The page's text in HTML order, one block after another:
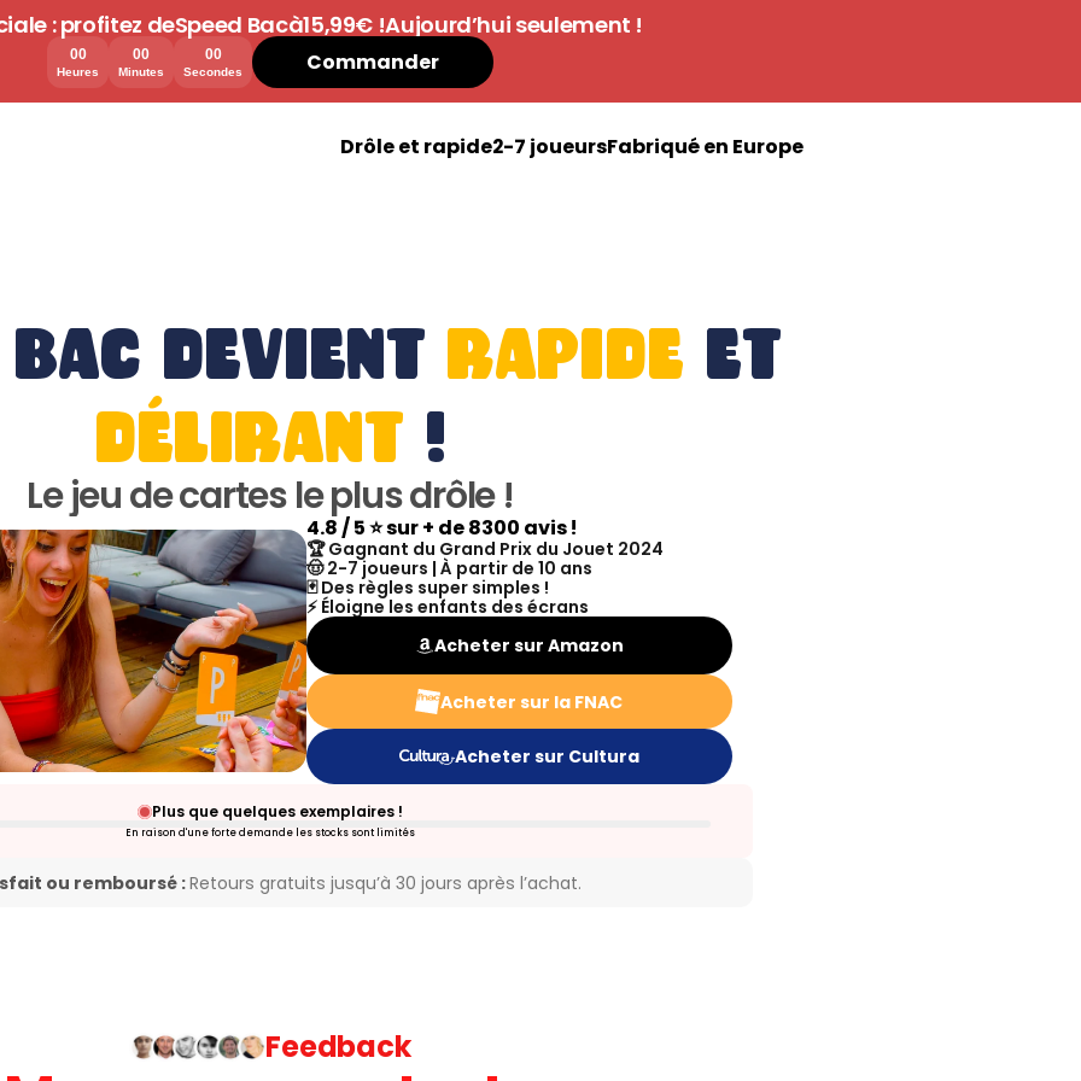
: profitez deSpeed Bacà15,99€ !Aujourd’hui seulement !
00
Heures
00
Minutes
00
Secondes Commander
Drôle et rapide2-7 joueursFabriqué en Europe
devient rapide
délirant !
Le jeu de cartes le plus drôle !
4.8 / 5 ⭐ sur + de 8300 avis !
🏆 Gagnant du Grand Prix du Jouet 2024
🤠 ​2-7 joueurs | À partir de 10 ans
🃏 Des règles super simples !
⚡ Éloigne les enfants des écrans
Acheter sur Amazon
Acheter sur la FNAC
Acheter sur Cultura
Plus que quelques exemplaires !
En raison d'une forte demande les stocks sont limités
ou remboursé :Retours gratuits jusqu’à 30 jours après l’achat.
Feedback